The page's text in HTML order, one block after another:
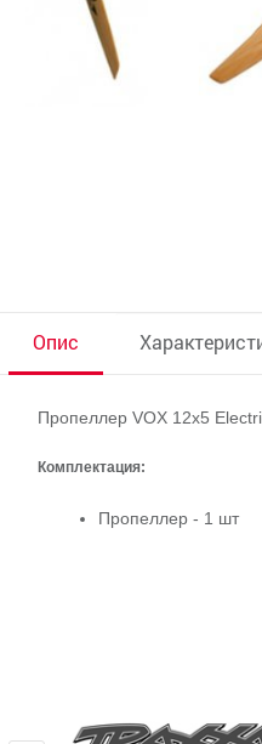
Опис
Пропеллер VOX 12x5
Комплектация:
Пропеллер - 1 шт